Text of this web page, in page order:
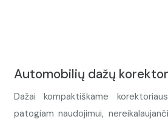
Automobilių dažų
Dažai kompaktiškame
patogiam naudojimui,